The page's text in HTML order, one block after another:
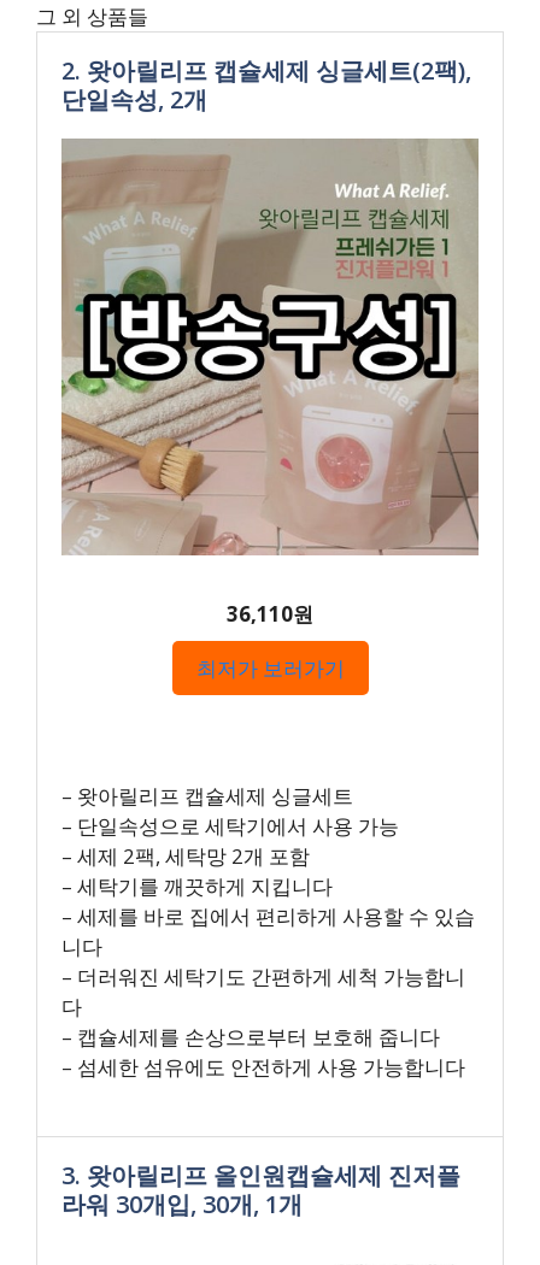
그 외 상품들
2. 왓아릴리프 캡슐세제 싱글세트(2팩),
단일속성, 2개
36,110원
최저가 보러가기
– 왓아릴리프 캡슐세제 싱글세트
– 단일속성으로 세탁기에서 사용 가능
– 세제 2팩, 세탁망 2개 포함
– 세탁기를 깨끗하게 지킵니다
– 세제를 바로 집에서 편리하게 사용할 수 있습
니다
– 더러워진 세탁기도 간편하게 세척 가능합니
다
– 캡슐세제를 손상으로부터 보호해 줍니다
– 섬세한 섬유에도 안전하게 사용 가능합니다
3. 왓아릴리프 올인원캡슐세제 진저플
라워 30개입, 30개, 1개